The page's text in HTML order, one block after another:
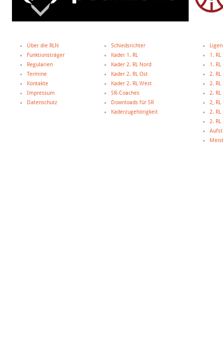
Über die RLN
Funktionsträger
Regularien
Termine
Kontakte
Impressum
Datenschutz
Schiedsrichter
Kader 1. RL
Kader 2. RL Nord
Kader 2. RL Ost
Kader 2. RL West
SR-Coaches
Downloads für SR
Kaderzugehörigkeit
Ligen
1.
1.
2.
2.
2.
2,
2.
2.